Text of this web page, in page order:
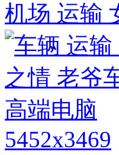
机场 运输
5452x3469